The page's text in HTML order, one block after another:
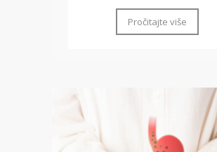
Pročitajte više